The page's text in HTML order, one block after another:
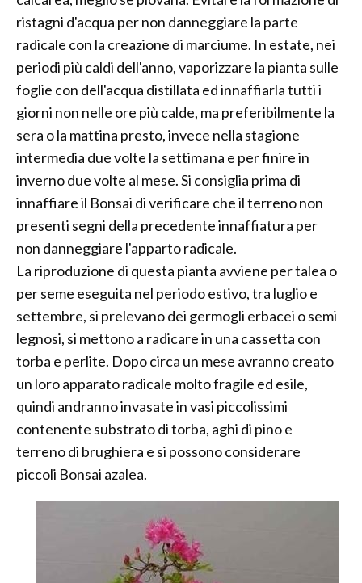
ristagni d'acqua per non danneggiare la parte
radicale con la creazione di marciume. In estate, nei
periodi più caldi dell'anno, vaporizzare la pianta sulle
foglie con dell'acqua distillata ed innaffiarla tutti i
giorni non nelle ore più calde, ma preferibilmente la
sera o la mattina presto, invece nella stagione
intermedia due volte la settimana e per finire in
inverno due volte al mese. Si consiglia prima di
innaffiare il Bonsai di verificare che il terreno non
presenti segni della precedente innaffiatura per
non danneggiare l'apparto radicale.
La riproduzione di questa pianta avviene per talea o
per seme eseguita nel periodo estivo, tra luglio e
settembre, si prelevano dei germogli erbacei o semi
legnosi, si mettono a radicare in una cassetta con
torba e perlite. Dopo circa un mese avranno creato
un loro apparato radicale molto fragile ed esile,
quindi andranno invasate in vasi piccolissimi
contenente substrato di torba, aghi di pino e
terreno di brughiera e si possono considerare
piccoli Bonsai azalea.